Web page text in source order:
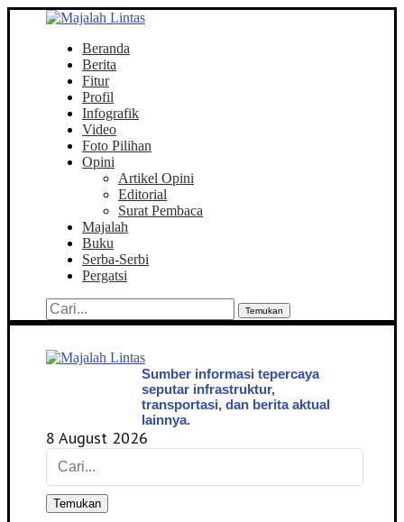
Beranda
Berita
Fitur
Profil
Infografik
Video
Foto Pilihan
Opini
Artikel Opini
Editorial
Surat Pembaca
Majalah
Buku
Serba-Serbi
Pergatsi
Temukan
Sumber informasi tepercaya
seputar infrastruktur,
transportasi, dan berita aktual
lainnya.
8 August 2026
Temukan